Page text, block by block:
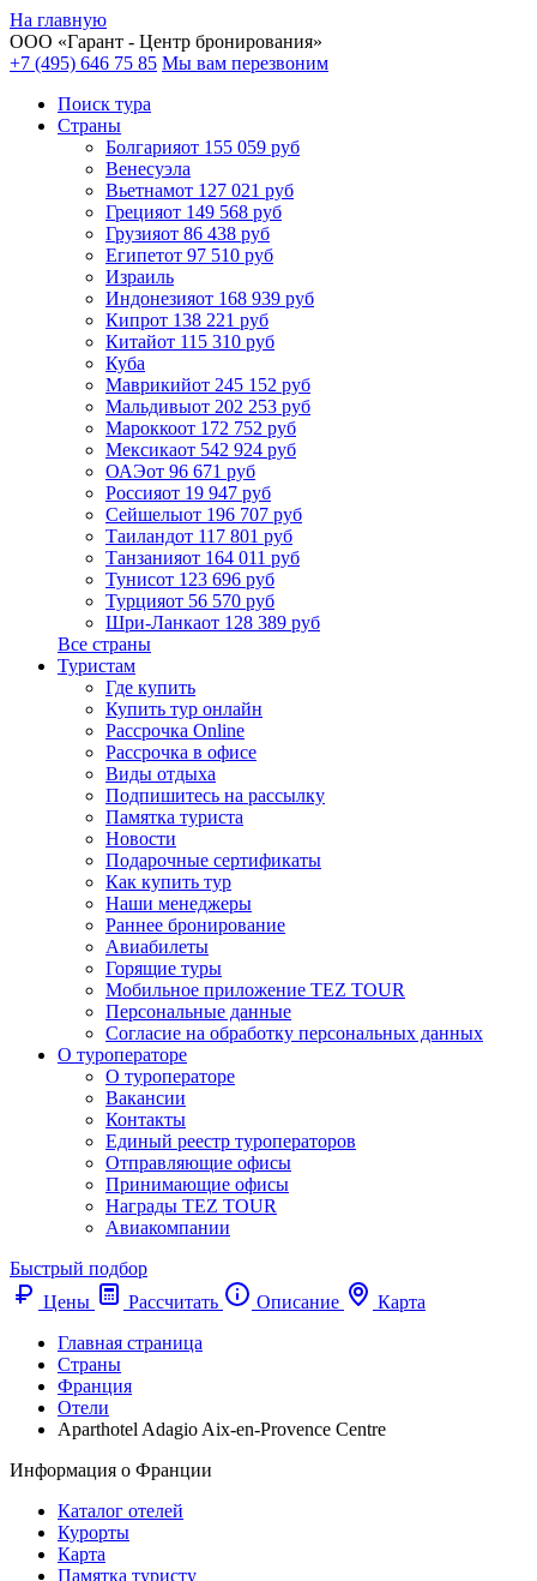
На главную
ООО «Гарант - Центр бронирования»
+7 (495) 646 75 85 Мы вам перезвоним
Поиск тура
Cтраны
Болгарияот 155 059 руб
Венесуэла
Вьетнамот 127 021 руб
Грецияот 149 568 руб
Грузияот 86 438 руб
Египетот 97 510 руб
Израиль
Индонезияот 168 939 руб
Кипрот 138 221 руб
Китайот 115 310 руб
Куба
Маврикийот 245 152 руб
Мальдивыот 202 253 руб
Мароккоот 172 752 руб
Мексикаот 542 924 руб
ОАЭот 96 671 руб
Россияот 19 947 руб
Сейшелыот 196 707 руб
Таиландот 117 801 руб
Танзанияот 164 011 руб
Тунисот 123 696 руб
Турцияот 56 570 руб
Шри-Ланкаот 128 389 руб
Все страны
Туристам
Где купить
Купить тур онлайн
Рассрочка Online
Рассрочка в офисе
Виды отдыха
Подпишитесь на рассылку
Памятка туриста
Новости
Подарочные сертификаты
Как купить тур
Наши менеджеры
Раннее бронирование
Авиабилеты
Горящие туры
Мобильное приложение TEZ TOUR
Персональные данные
Согласие на обработку персональных данных
О туроператоре
О туроператоре
Вакансии
Контакты
Единый реестр туроператоров
Отправляющие офисы
Принимающие офисы
Награды TEZ TOUR
Авиакомпании
Быстрый подбор
Цены
Рассчитать Описание
Карта
Главная страница
Cтраны
Франция
Отели
Aparthotel Adagio Aix-en-Provence Centre
Информация о Франции
Каталог отелей
Курорты
Карта
Памятка туристу